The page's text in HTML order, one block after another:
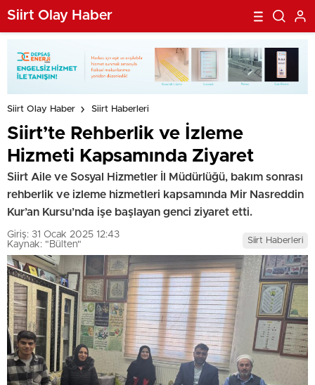
Siirt Olay Haber
Siirt Olay Haber Siirt Haberleri
Siirt’te Rehberlik ve İzleme
Hizmeti Kapsamında Ziyaret
Siirt Aile ve Sosyal Hizmetler İl Müdürlüğü, bakım sonrası
rehberlik ve izleme hizmetleri kapsamında Mir Nasreddin
Kur’an Kursu’nda işe başlayan genci ziyaret etti.
Giriş: 31 Ocak 2025 12:43
Kaynak: "Bülten"
Siirt Haberleri